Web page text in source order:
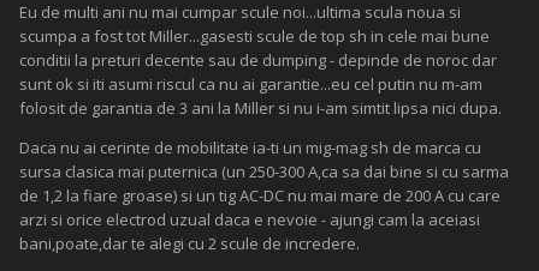
Eu de multi ani nu mai cumpar scule noi...ultima scula noua si
scumpa a fost tot Miller...gasesti scule de top sh in cele mai bune
conditii la preturi decente sau de dumping - depinde de noroc dar
sunt ok si iti asumi riscul ca nu ai garantie...eu cel putin nu m-am
folosit de garantia de 3 ani la Miller si nu i-am simtit lipsa nici dupa.
Daca nu ai cerinte de mobilitate ia-ti un mig-mag sh de marca cu
sursa clasica mai puternica (un 250-300 A,ca sa dai bine si cu sarma
de 1,2 la fiare groase) si un tig AC-DC nu mai mare de 200 A cu care
arzi si orice electrod uzual daca e nevoie - ajungi cam la aceiasi
bani,poate,dar te alegi cu 2 scule de incredere.